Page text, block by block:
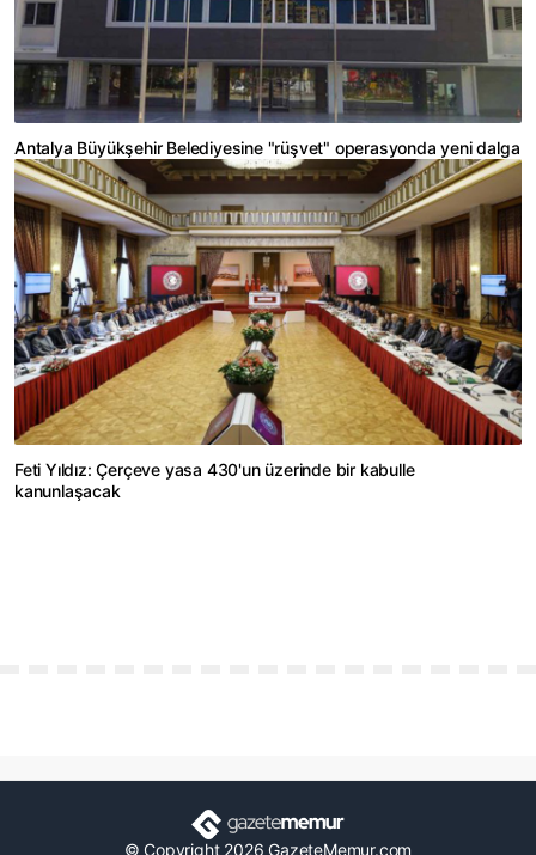
Antalya Büyükşehir Belediyesine "rüşvet" operasyonda yeni dalga
Feti Yıldız: Çerçeve yasa 430'un üzerinde bir kabulle
kanunlaşacak
© Copyright 2026 GazeteMemur.com